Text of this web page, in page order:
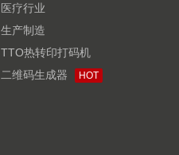
医疗行业
生产制造
TTO热转印打码机
二维码生成器 HOT